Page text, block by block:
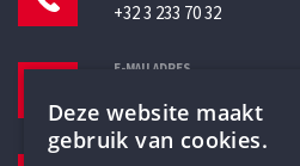
+32 3 233 70 32
E-MAILADRES
Deze website maakt
gebruik van cookies.